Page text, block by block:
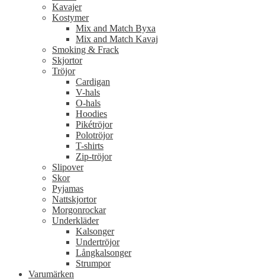
Kavajer
Kostymer
Mix and Match Byxa
Mix and Match Kavaj
Smoking & Frack
Skjortor
Tröjor
Cardigan
V-hals
O-hals
Hoodies
Pikétröjor
Polotröjor
T-shirts
Zip-tröjor
Slipover
Skor
Pyjamas
Nattskjortor
Morgonrockar
Underkläder
Kalsonger
Undertröjor
Långkalsonger
Strumpor
Varumärken